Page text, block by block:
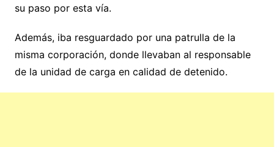
su paso por esta vía.
Además, iba resguardado por una patrulla de la
misma corporación, donde llevaban al responsable
de la unidad de carga en calidad de detenido.